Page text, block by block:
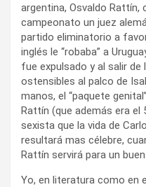
argentina, Osvaldo Rattín,
campeonato un juez
partido eliminatorio a
inglés le “robaba” a
fue expulsado y al salir
ostensibles al palco de
manos, el “paquete
Rattín (que además era
sexista que la vida de
resultará mas célebre,
Rattín servirá para un
Yo, en literatura como en